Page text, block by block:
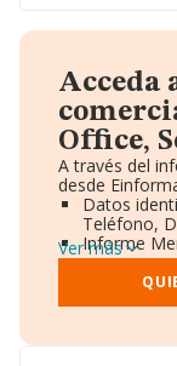
Acceda
Office,
A través del
desde
Datos
Teléfono,
Informe
Gráficos de
Consejo
Directivos
Ver más